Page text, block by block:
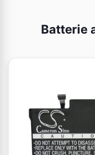
Batterie